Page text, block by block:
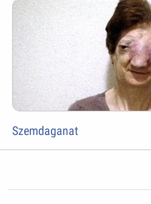
Szemdaganat